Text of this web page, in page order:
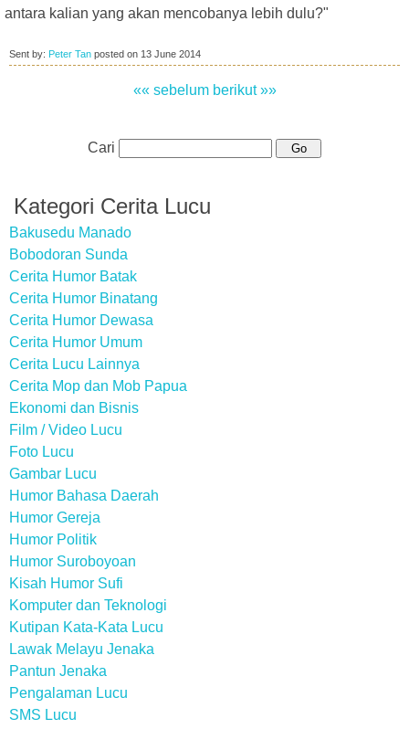
antara kalian yang akan mencobanya lebih dulu?"
Sent by: Peter Tan posted on 13 June 2014
«« sebelum berikut »»
Cari
Kategori Cerita Lucu
Bakusedu Manado
Bobodoran Sunda
Cerita Humor Batak
Cerita Humor Binatang
Cerita Humor Dewasa
Cerita Humor Umum
Cerita Lucu Lainnya
Cerita Mop dan Mob Papua
Ekonomi dan Bisnis
Film / Video Lucu
Foto Lucu
Gambar Lucu
Humor Bahasa Daerah
Humor Gereja
Humor Politik
Humor Suroboyoan
Kisah Humor Sufi
Komputer dan Teknologi
Kutipan Kata-Kata Lucu
Lawak Melayu Jenaka
Pantun Jenaka
Pengalaman Lucu
SMS Lucu